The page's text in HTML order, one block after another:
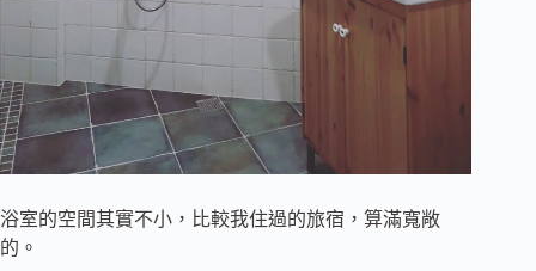
浴室的空間其實不小，比較我住過的旅宿，算滿寬敞
的。